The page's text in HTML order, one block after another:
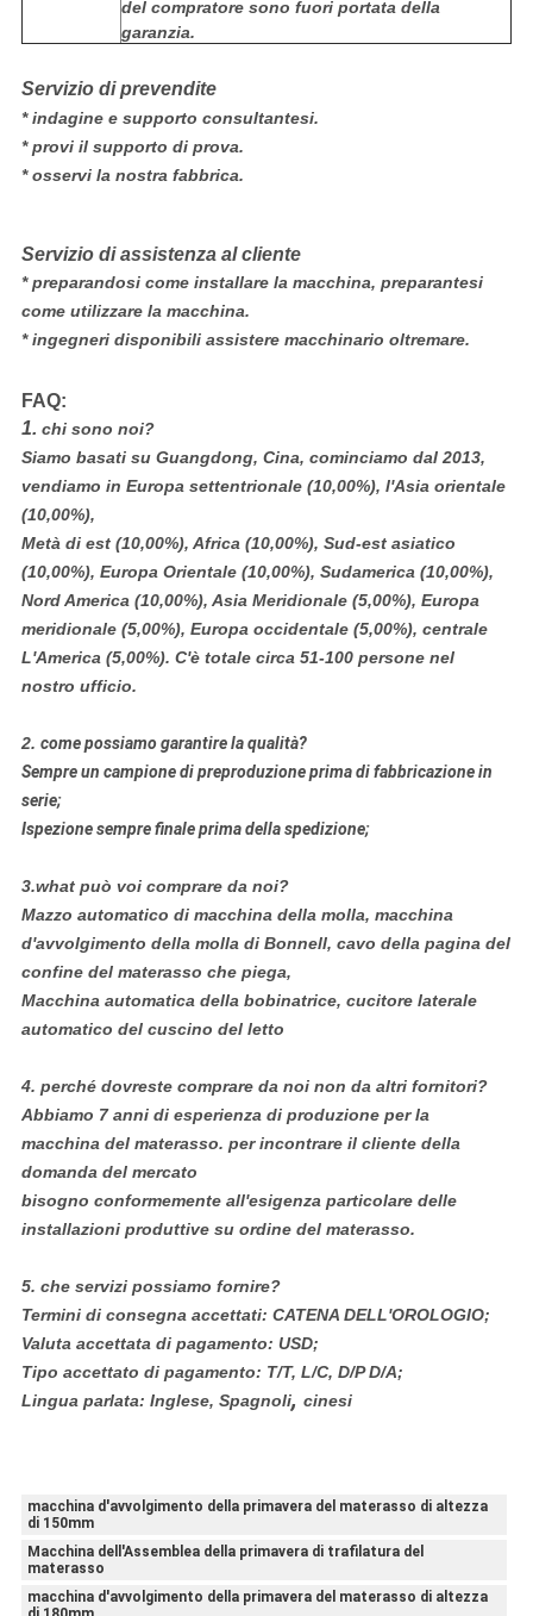
del compratore sono fuori portata della
garanzia.
Servizio di prevendite
* indagine e supporto consultantesi.
* provi il supporto di prova.
* osservi la nostra fabbrica.
Servizio di assistenza al cliente
* preparandosi come installare la macchina, preparantesi
come utilizzare la macchina.
* ingegneri disponibili assistere macchinario oltremare.
FAQ:
1. chi sono noi?
Siamo basati su Guangdong, Cina, cominciamo dal 2013,
vendiamo in Europa settentrionale (10,00%), l'Asia orientale
(10,00%),
Metà di est (10,00%), Africa (10,00%), Sud-est asiatico
(10,00%), Europa Orientale (10,00%), Sudamerica (10,00%),
Nord America (10,00%), Asia Meridionale (5,00%), Europa
meridionale (5,00%), Europa occidentale (5,00%), centrale
L'America (5,00%). C'è totale circa 51-100 persone nel
nostro ufficio.
2. come possiamo garantire la qualità?
Sempre un campione di preproduzione prima di fabbricazione in
serie;
Ispezione sempre finale prima della spedizione;
3.what può voi comprare da noi?
Mazzo automatico di macchina della molla, macchina
d'avvolgimento della molla di Bonnell, cavo della pagina del
confine del materasso che piega,
Macchina automatica della bobinatrice, cucitore laterale
automatico del cuscino del letto
4. perché dovreste comprare da noi non da altri fornitori?
Abbiamo 7 anni di esperienza di produzione per la
macchina del materasso. per incontrare il cliente della
domanda del mercato
bisogno conformemente all'esigenza particolare delle
installazioni produttive su ordine del materasso.
5. che servizi possiamo fornire?
Termini di consegna accettati: CATENA DELL'OROLOGIO;
Valuta accettata di pagamento: USD;
Tipo accettato di pagamento: T/T, L/C, D/P D/A;
Lingua parlata: Inglese, Spagnoli, cinesi
macchina d'avvolgimento della primavera del materasso di altezza
di 150mm
Macchina dell'Assemblea della primavera di trafilatura del
materasso
macchina d'avvolgimento della primavera del materasso di altezza